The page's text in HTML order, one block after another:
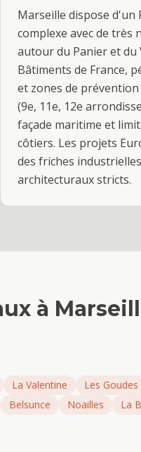
Marseille dispose d'un
complexe avec de très
autour du Panier et du
Bâtiments de France,
et zones de
(9e, 11e, 12e
façade maritime et
côtiers. Les projets
des friches
architecturaux stricts.
à
La Valentine Les Goudes
Belsunce Noailles La